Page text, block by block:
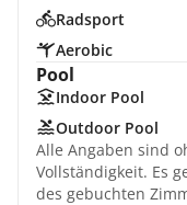
Radsport
Aerobic
Pool
Indoor Pool
Outdoor Pool
Alle Angaben sind
Vollständigkeit. Es
des gebuchten